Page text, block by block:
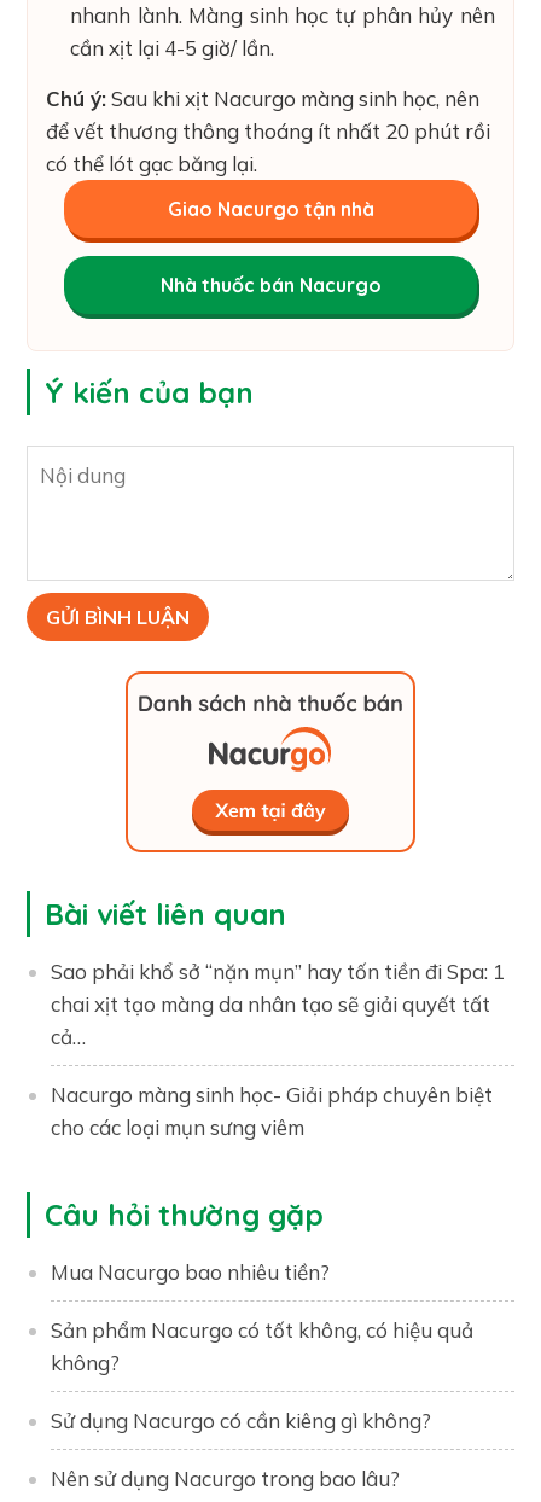
nhanh lành. Màng sinh học tự phân hủy nên
cần xịt lại 4-5 giờ/ lần.
Chú ý:Sau khi xịt Nacurgo màng sinh học, nên
để vết thương thông thoáng ít nhất 20 phút rồi
có thể lót gạc băng lại.
Giao Nacurgo tận nhà
Nhà thuốc bán Nacurgo
Ý kiến của bạn
Bài viết liên quan
Sao phải khổ sở “nặn mụn” hay tốn tiền đi Spa: 1
chai xịt tạo màng da nhân tạo sẽ giải quyết tất
cả…
Nacurgo màng sinh học- Giải pháp chuyên biệt
cho các loại mụn sưng viêm
Câu hỏi thường gặp
Mua Nacurgo bao nhiêu tiền?
Sản phẩm Nacurgo có tốt không, có hiệu quả
không?
Sử dụng Nacurgo có cần kiêng gì không?
Nên sử dụng Nacurgo trong bao lâu?